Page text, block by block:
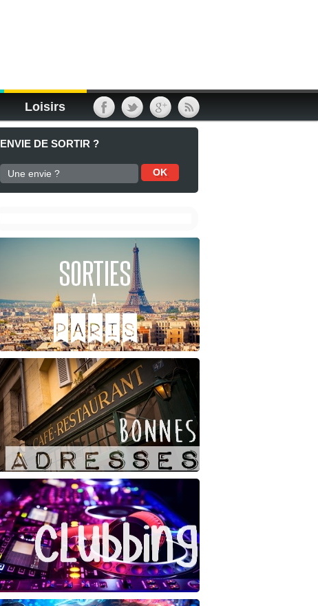
Loisirs
ENVIE DE SORTIR ?